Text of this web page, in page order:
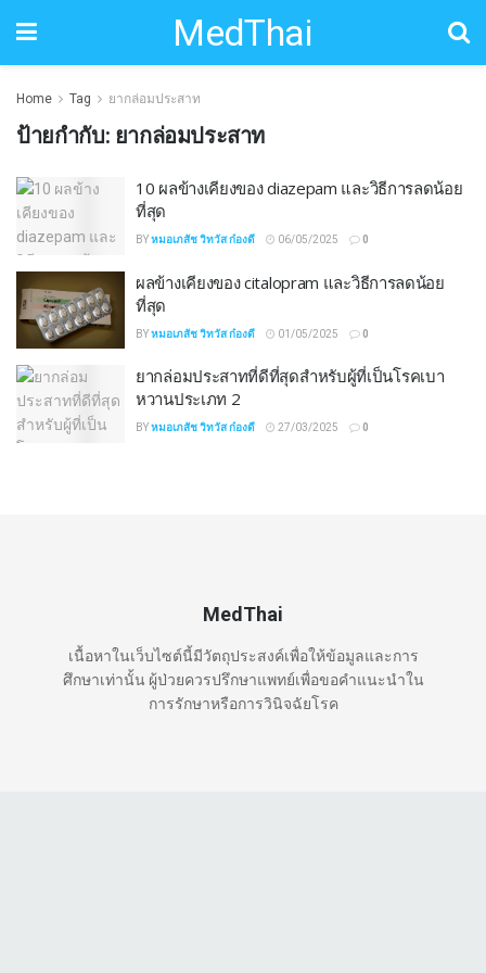
MedThai
Home Tag ยากล่อมประสาท
ป้ายกำกับ: ยากล่อมประสาท
10 ผลข้างเคียงของ diazepam และวิธีการลดน้อย
ที่สุด
BYหมอเภสัช วิทวัส ก๋องดี 06/05/2025 0
ผลข้างเคียงของ citalopram และวิธีการลดน้อย
ที่สุด
BYหมอเภสัช วิทวัส ก๋องดี 01/05/2025 0
ยากล่อมประสาทที่ดีที่สุดสำหรับผู้ที่เป็นโรคเบา
หวานประเภท 2
BYหมอเภสัช วิทวัส ก๋องดี 27/03/2025 0
MedThai
เนื้อหาในเว็บไซต์นี้มีวัตถุประสงค์เพื่อให้ข้อมูลและการ
ศึกษาเท่านั้น ผู้ป่วยควรปรึกษาแพทย์เพื่อขอคำแนะนำใน
การรักษาหรือการวินิจฉัยโรค